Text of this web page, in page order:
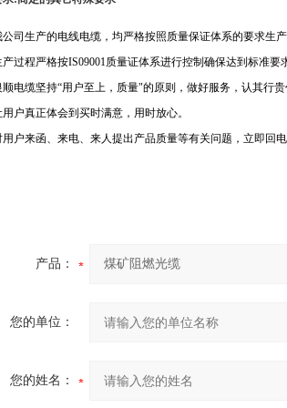
司生产的电线电缆，均严格按照质量保证体系的要求生
产过程严格按IS09001质量证体系进行控制确保达到标准要
顺电缆坚持“用户至上，质量"的原则，做好服务，认其行
户真正体会到买时满意，用时放心。
用户来函、来电、来人提出产品质量等有关问题，立即回
产品：
您的单位：
您的姓名：